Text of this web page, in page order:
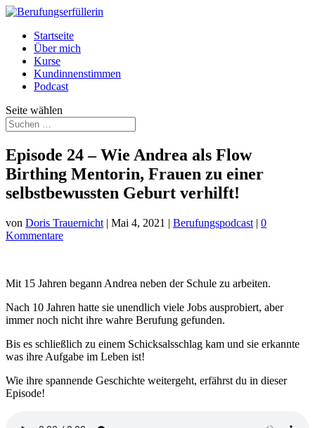
Startseite
Über mich
Kurse
Kundinnenstimmen
Podcast
Seite wählen
Episode 24 – Wie Andrea als Flow
Birthing Mentorin, Frauen zu einer
selbstbewussten Geburt verhilft!
von Doris Trauernicht | Mai 4, 2021 | Berufungspodcast | 0
Kommentare
Mit 15 Jahren begann Andrea neben der Schule zu arbeiten.
Nach 10 Jahren hatte sie unendlich viele Jobs ausprobiert, aber
immer noch nicht ihre wahre Berufung gefunden.
Bis es schließlich zu einem Schicksalsschlag kam und sie erkannte
was ihre Aufgabe im Leben ist!
Wie ihre spannende Geschichte weitergeht, erfährst du in dieser
Episode!